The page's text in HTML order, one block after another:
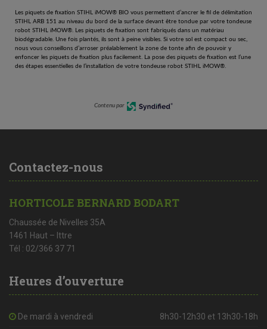
Les piquets de fixation STIHL iMOW® BIO vous permettent d’ancrer le fil de délimitation
STIHL ARB 151 au niveau du bord de la surface devant être tondue par votre tondeuse
robot STIHL iMOW®. Les piquets de fixation sont fabriqués dans un matériau
biodégradable. Une fois plantés, ils sont à peine visibles. Si votre sol est compact ou sec,
nous vous conseillons d’arroser préalablement la zone de tonte afin de pouvoir y
enfoncer les piquets de fixation plus facilement. La pose des piquets de fixation est l’une
des étapes essentielles de l’installation de votre tondeuse robot STIHL iMOW®.
Contenu par
Contactez-nous
HORTICOLE BERNARD BODART
Chaussée de Nivelles 35A
1461 Haut – Ittre
Tél : 02/366 37 71
Heures d’ouverture
De mardi à vendredi 8h30-12h30 et 13h30-18h